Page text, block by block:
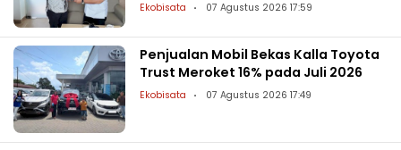
Ekobisata 07 Agustus 2026 17:59
Penjualan Mobil Bekas Kalla Toyota
Trust Meroket 16% pada Juli 2026
Ekobisata 07 Agustus 2026 17:49